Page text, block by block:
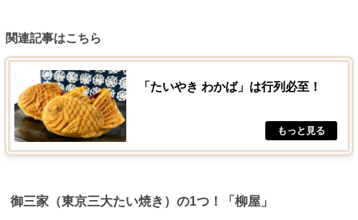
関連記事はこちら
「たいやき わかば」は行列必至！
御三家（東京三大たい焼き）の1つ！「柳屋」